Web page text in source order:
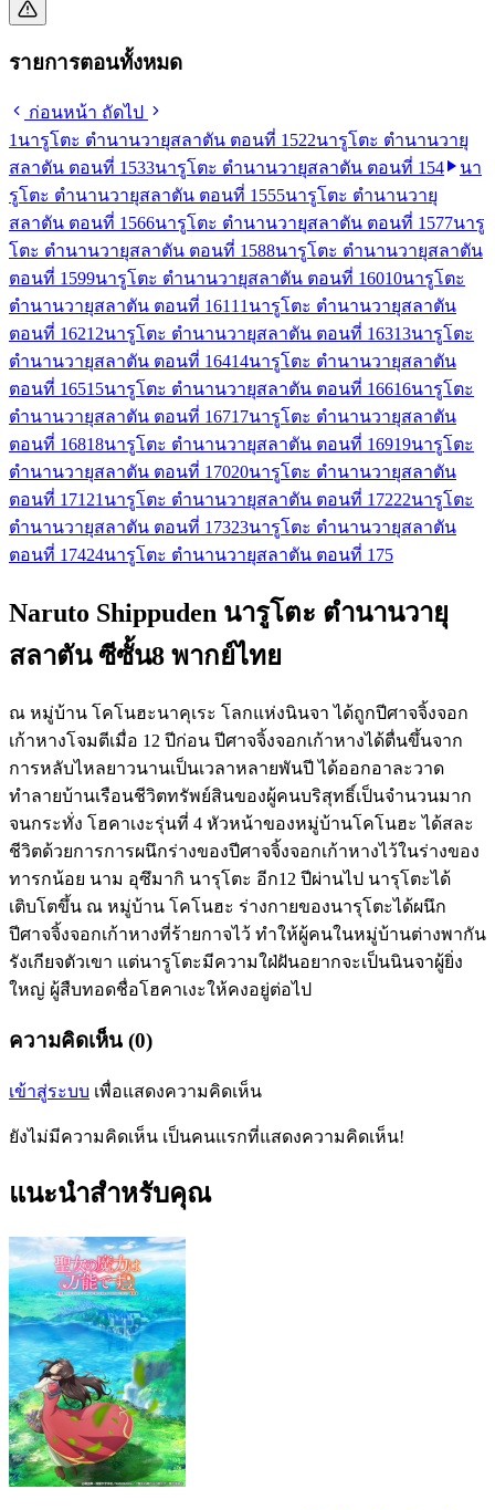
รายการตอนทั้งหมด
ก่อนหน้า ถัดไป
1 นารูโตะ ตำนานวายุสลาตัน ตอนที่ 1522นารูโตะ ตำนานวายุ
สลาตัน ตอนที่ 1533นารูโตะ ตำนานวายุสลาตัน ตอนที่ 154
นา
รูโตะ ตำนานวายุสลาตัน ตอนที่ 1555นารูโตะ ตำนานวายุ
สลาตัน ตอนที่ 1566นารูโตะ ตำนานวายุสลาตัน ตอนที่ 1577นารู
โตะ ตำนานวายุสลาตัน ตอนที่ 1588นารูโตะ ตำนานวายุสลาตัน
ตอนที่ 1599นารูโตะ ตำนานวายุสลาตัน ตอนที่ 16010นารูโตะ
ตำนานวายุสลาตัน ตอนที่ 161 11 นารูโตะ ตำนานวายุสลาตัน
ตอนที่ 16212นารูโตะ ตำนานวายุสลาตัน ตอนที่ 16313นารูโตะ
ตำนานวายุสลาตัน ตอนที่ 16414นารูโตะ ตำนานวายุสลาตัน
ตอนที่ 16515นารูโตะ ตำนานวายุสลาตัน ตอนที่ 16616นารูโตะ
ตำนานวายุสลาตัน ตอนที่ 16717นารูโตะ ตำนานวายุสลาตัน
ตอนที่ 16818นารูโตะ ตำนานวายุสลาตัน ตอนที่ 16919นารูโตะ
ตำนานวายุสลาตัน ตอนที่ 17020นารูโตะ ตำนานวายุสลาตัน
ตอนที่ 171 21 นารูโตะ ตำนานวายุสลาตัน ตอนที่ 17222นารูโตะ
ตำนานวายุสลาตัน ตอนที่ 17323นารูโตะ ตำนานวายุสลาตัน
ตอนที่ 17424นารูโตะ ตำนานวายุสลาตัน ตอนที่ 175
Naruto Shippuden นารูโตะ ตำนานวายุ
สลาตัน ซีซั้น8 พากย์ไทย
ณ หมู่บ้าน โคโนฮะนาคุเระ โลกแห่งนินจา ได้ถูกปีศาจจิ้งจอก
เก้าหางโจมตีเมื่อ 12 ปีก่อน ปีศาจจิ้งจอกเก้าหางได้ตื่นขึ้นจาก
การหลับไหลยาวนานเป็นเวลาหลายพันปี ได้ออกอาละวาด
ทำลายบ้านเรือนชีวิตทรัพย์สินของผู้คนบริสุทธิ์เป็นจำนวนมาก
จนกระทั่ง โฮคาเงะรุ่นที่ 4 หัวหน้าของหมู่บ้านโคโนฮะ ได้สละ
ชีวิตด้วยการการผนึกร่างของปีศาจจิ้งจอกเก้าหางไว้ในร่างของ
ทารกน้อย นาม อุซึมากิ นารุโตะ อีก12 ปีผ่านไป นารุโตะได้
เติบโตขึ้น ณ หมู่บ้าน โคโนฮะ ร่างกายของนารุโตะได้ผนึก
ปีศาจจิ้งจอกเก้าหางที่ร้ายกาจไว้ ทำให้ผู้คนในหมู่บ้านต่างพากัน
รังเกียจตัวเขา แต่นารูโตะมีความใฝ่ฝันอยากจะเป็นนินจาผู้ยิ่ง
ใหญ่ ผู้สืบทอดชื่อโฮคาเงะให้คงอยู่ต่อไป
ความคิดเห็น (0)
เข้าสู่ระบบ เพื่อแสดงความคิดเห็น
ยังไม่มีความคิดเห็น เป็นคนแรกที่แสดงความคิดเห็น!
แนะนำสำหรับคุณ